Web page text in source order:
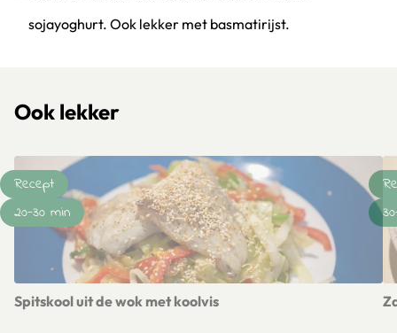
sojayoghurt. Ook lekker met basmatirijst.
Ook lekker
Spitskool uit de wok met koolvis
Recept
20-30 min